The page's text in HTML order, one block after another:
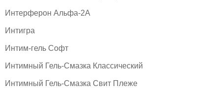
Интерферон Альфа-2A
Интигра
Интим-гель Софт
Интимный Гель-Смазка Классический
Интимный Гель-Смазка Свит Плеже